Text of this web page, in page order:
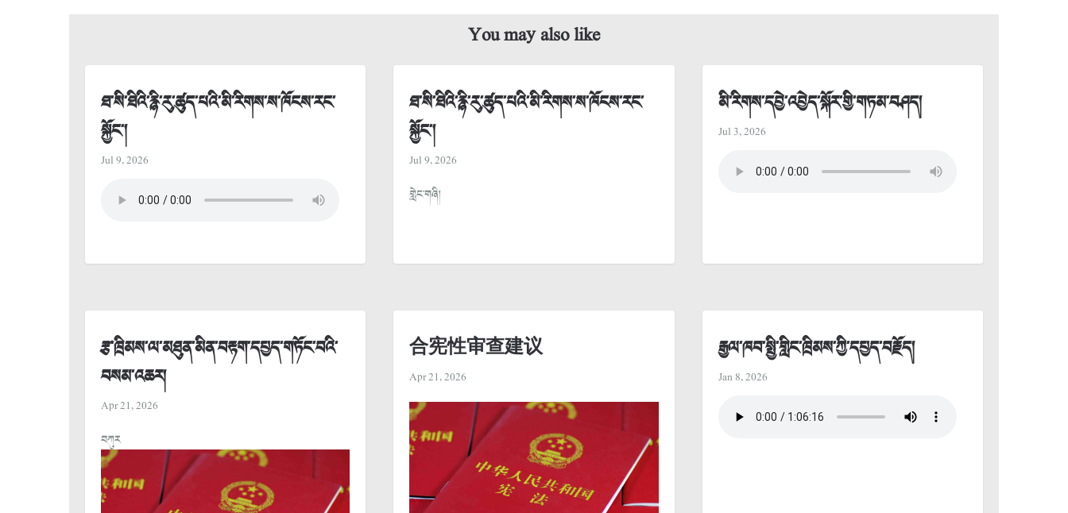
You may also like
ཐ་སི་ཐིའི་རྙི་རུ་ཚུད་པའི་མི་རིགས་ས་ཁོངས་རང་
སྐྱོང་།
Jul 9, 2026
ཐ་སི་ཐིའི་རྙི་རུ་ཚུད་པའི་མི་རིགས་ས་ཁོངས་རང་
སྐྱོང་།
Jul 9, 2026
གླེང་གཞི།
མི་རིགས་དབྱེ་འབྱེད་སྐོར་གྱི་གཏམ་བཤད།
Jul 3, 2026
རྩ་ཁྲིམས་ལ་མཐུན་མིན་བརྟག་དཔྱད་གཏོང་བའི་
བསམ་འཆར།
Apr 21, 2026
བཀུར
合宪性审查建议
Apr 21, 2026
རྒྱལ་ཁབ་སྤྱི་གླིང་ཁྲིམས་ཀྱི་དཔྱད་བརྗོད།
Jan 8, 2026